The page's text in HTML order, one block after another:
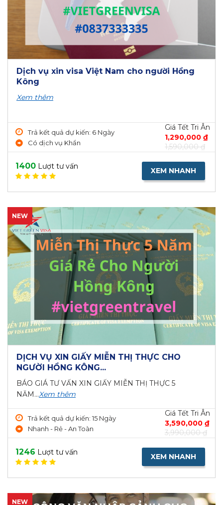
Dịch vụ xin visa Việt Nam cho người Hồng
Kông
Xem thêm
Trả kết quả dự kiến: 6 Ngày
Có dịch vụ Khẩn
Giá Tết Tri Ân
1,290,000 ₫
1,590,000 ₫
1400 Lượt tư vấn XEM NHANH
NEW
DỊCH VỤ XIN GIẤY MIỄN THỊ THỰC CHO
NGƯỜI HỒNG KÔNG...
BÁO GIÁ TƯ VẤN XIN GIẤY MIỄN THỊ THỰC 5
NĂM...Xem thêm
Trả kết quả dự kiến: 15 Ngày
Nhanh - Rẻ - An Toàn
Giá Tết Tri Ân
3,590,000 ₫
3,990,000 ₫
1246 Lượt tư vấn XEM NHANH
NEW